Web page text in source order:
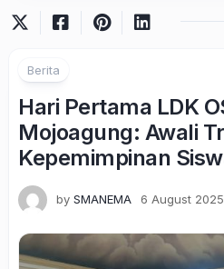
Berita
Hari Pertama LDK
Mojoagung: Awali
Kepemimpinan
by SMANEMA 6 August 2025